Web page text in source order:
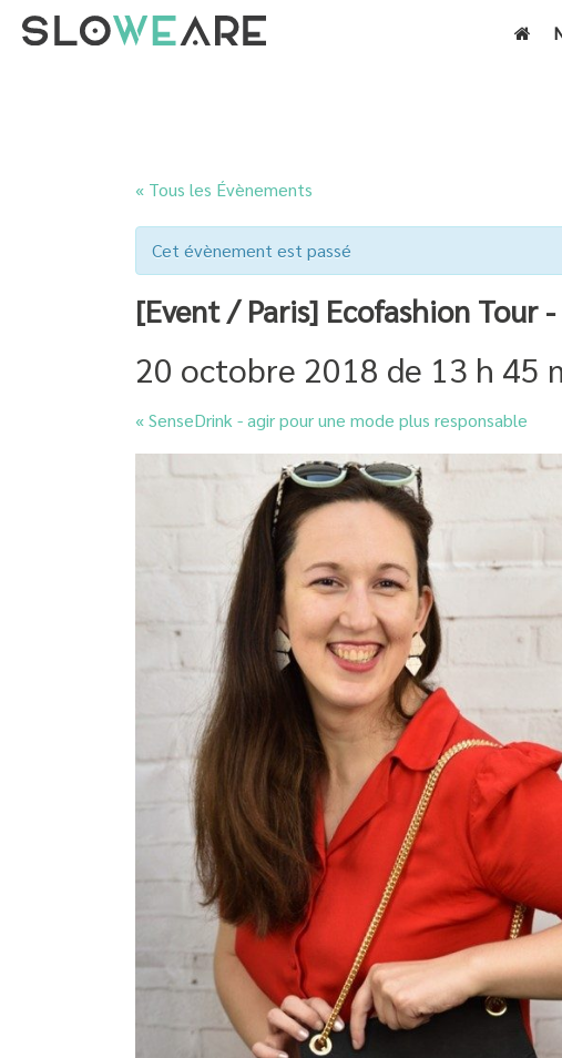
« Tous les Évènements
Cet évènement est passé
[Event / Paris] Ecofashion Tour
20 octobre 2018 de 13 h 45
«SenseDrink - agir pour une mode plus responsable